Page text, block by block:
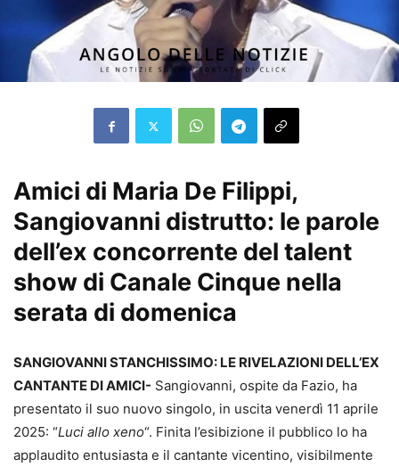
Amici di Maria De Filippi,
Sangiovanni distrutto: le parole
dell’ex concorrente del talent
show di Canale Cinque nella
serata di domenica
SANGIOVANNI STANCHISSIMO: LE RIVELAZIONI DELL’EX
CANTANTE DI AMICI- Sangiovanni, ospite da Fazio, ha
presentato il suo nuovo singolo, in uscita venerdì 11 aprile
2025: “Luci allo xeno“. Finita l’esibizione il pubblico lo ha
applaudito entusiasta e il cantante vicentino, visibilmente